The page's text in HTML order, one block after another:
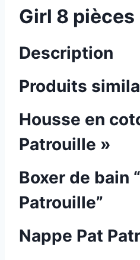
Girl 8 pièces
Description
Produits
Housse en
Patrouille »
Boxer de bain
Patrouille”
Nappe Pat